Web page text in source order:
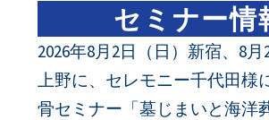
セミナー情
2026年8月2日（日）新宿、8月
上野に、セレモニー千代田様
骨セミナー「墓じまいと海洋